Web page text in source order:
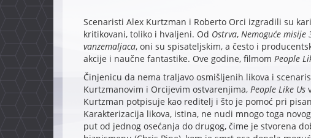
Scenaristi Alex Kurtzman i Roberto Orci izgradili su
kritikovani, toliko i hvaljeni. Od Ostrva, Nemoguće misije
vanzemaljaca, oni su spisateljskim, a često i
akcije i naučne fantastike. Ove godine, filmom People
Činjenicu da nema traljavo osmišljenih likova i
Kurtzmanovim i Orcijevim ostvarenjima, People Like Us
Kurtzman potpisuje kao reditelj i što je pomoć pri
Karakterizacija likova, istina, ne nudi mnogo toga
put od jednog osećanja do drugog, čime je stvorena